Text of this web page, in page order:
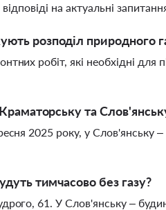
на актуальні
розподіл природного
робіт, які необхідні для
та
2025 року, у Слов'янську
тимчасово без газу?
61. У Слов'янську –